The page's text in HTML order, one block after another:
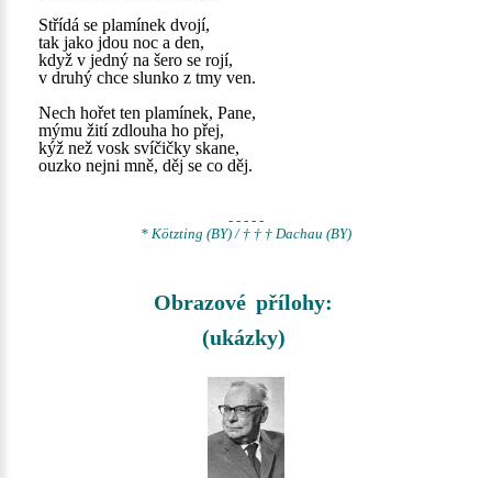
Střídá se plamínek dvojí,
tak jako jdou noc a den,
když v jedný na šero se rojí,
v druhý chce slunko z tmy ven.
Nech hořet ten plamínek, Pane,
mýmu žití zdlouha ho přej,
kýž než vosk svíčičky skane,
ouzko nejni mně, děj se co děj.
- - - - -
* Kötzting (BY) / † † † Dachau (BY)
Obrazové přílohy:
(ukázky)